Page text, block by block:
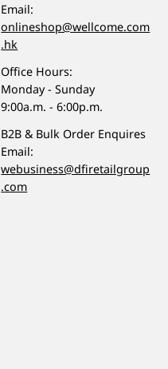
Email:
onlineshop@wellcome.com
.hk
Office Hours:
Monday - Sunday
9:00a.m. - 6:00p.m.
B2B & Bulk Order Enquires
Email:
webusiness@dfiretailgroup
.com